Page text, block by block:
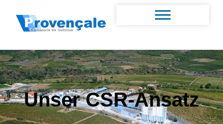
Unser CSR-Ansatz